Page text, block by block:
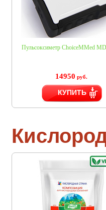
Пульсоксиметр ChoiceMMed
14950 руб.
КУПИТЬ